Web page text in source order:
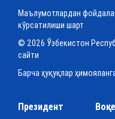
Маълумотлардан
кўрсатилиши шарт
© 2026 Ўзбекистон
сайти
Барча ҳуқуқлар
Президент